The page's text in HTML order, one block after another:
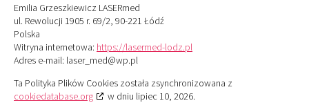
Emilia Grzeszkiewicz LASERmed
ul. Rewolucji 1905 r. 69/2, 90-221 Łódź
Polska
Witryna internetowa: https://lasermed-lodz.pl
Adres e-mail: laser_med@wp.pl
Ta Polityka Plików Cookies została zsynchronizowana z
cookiedatabase.org
w dniu lipiec 10, 2026.